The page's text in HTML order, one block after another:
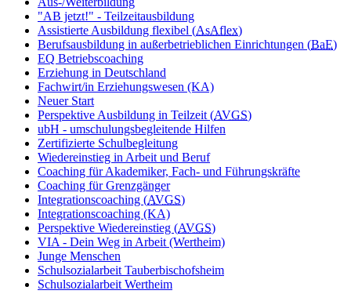
"AB jetzt!" - Teilzeitausbildung
Assistierte Ausbildung flexibel (AsAflex)
Berufsausbildung in außerbetrieblichen Einrichtungen (BaE)
EQ Betriebscoaching
Erziehung in Deutschland
Fachwirt/in Erziehungswesen (KA)
Neuer Start
Perspektive Ausbildung in Teilzeit (AVGS)
ubH - umschulungsbegleitende Hilfen
Zertifizierte Schulbegleitung
Wiedereinstieg in Arbeit und Beruf
Coaching für Akademiker, Fach- und Führungskräfte
Coaching für Grenzgänger
Integrationscoaching (AVGS)
Integrationscoaching (KA)
Perspektive Wiedereinstieg (AVGS)
VIA - Dein Weg in Arbeit (Wertheim)
Junge Menschen
Schulsozialarbeit Tauberbischofsheim
Schulsozialarbeit Wertheim